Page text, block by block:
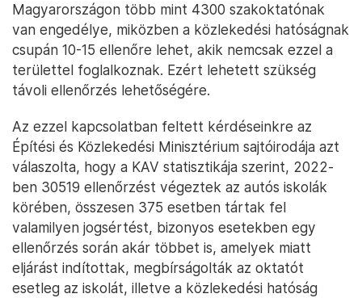
Magyarországon több mint 4300 szakoktatónak
van engedélye, miközben a közlekedési hatóságnak
csupán 10-15 ellenőre lehet, akik nemcsak ezzel a
területtel foglalkoznak. Ezért lehetett szükség
távoli ellenőrzés lehetőségére.
Az ezzel kapcsolatban feltett kérdéseinkre az
Építési és Közlekedési Minisztérium sajtóirodája azt
válaszolta, hogy a KAV statisztikája szerint, 2022-
ben 30519 ellenőrzést végeztek az autós iskolák
körében, összesen 375 esetben tártak fel
valamilyen jogsértést, bizonyos esetekben egy
ellenőrzés során akár többet is, amelyek miatt
eljárást indítottak, megbírságolták az oktatót
esetleg az iskolát, illetve a közlekedési hatóság